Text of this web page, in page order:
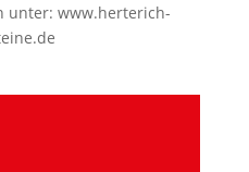
unter:www.herterich-